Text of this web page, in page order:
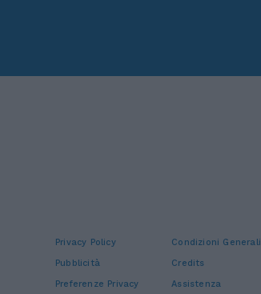
Privacy Policy
Condizioni Generali
Pubblicità
Credits
Preferenze Privacy Assistenza